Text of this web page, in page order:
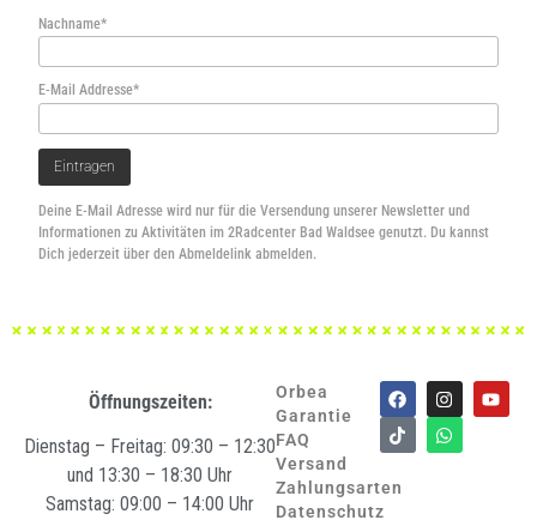
Nachname*
E-Mail Addresse*
Deine E-Mail Adresse wird nur für die Versendung unserer Newsletter und
Informationen zu Aktivitäten im 2Radcenter Bad Waldsee genutzt. Du kannst
Dich jederzeit über den Abmeldelink abmelden.
Öffnungszeiten:
Dienstag – Freitag: 09:30 – 12:30
und 13:30 – 18:30 Uhr
Samstag: 09:00 – 14:00 Uhr
Orbea
Garantie
FAQ
Versand
Zahlungsarten
Datenschutz